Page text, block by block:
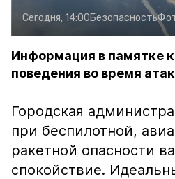
Сегодня, 14:00Безопасность
Информация в памятке
поведения во время
Городская
при беспилотной,
ракетной опасности
спокойствие.